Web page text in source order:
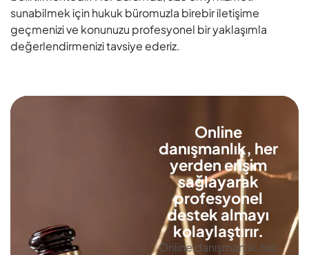
sunabilmek için hukuk büromuzla birebir iletişime
geçmenizi ve konunuzu profesyonel bir yaklaşımla
değerlendirmenizi tavsiye ederiz.
Online
danışmanlık, her
yerden erişim
sağlayarak
profesyonel
destek almayı
kolaylaştırır.
Online danışmanlık, her